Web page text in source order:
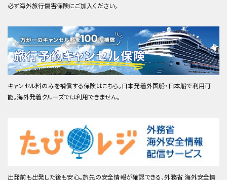
必ず海外旅行傷害保険にご加入ください。
キャンセル料のみを補償する保険はこちら。日本発着外国船・日本船で利用可
能。海外発着クルーズでは利用できません。
出発前も出発した後も安心。旅先の安全情報が確認できる、外務省 海外安全情